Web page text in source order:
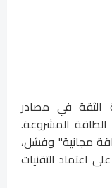
في مصادر
المشروعة.
مجانية" وفشل،
اعتماد التقنيات